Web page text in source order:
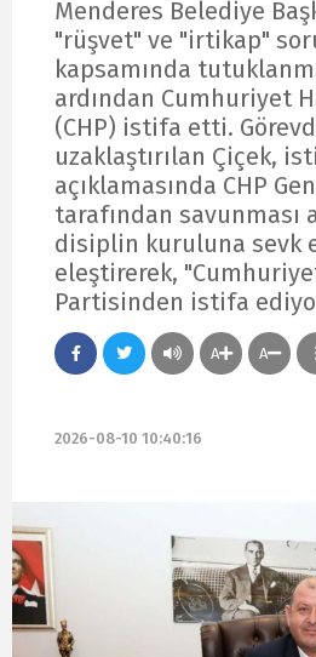
Menderes Belediye
"rüşvet" ve "irtikap"
kapsamında
ardından Cumhuriyet
(CHP) istifa etti.
uzaklaştırılan Çiçek,
açıklamasında CHP
tarafından savunması
disiplin kuruluna sevk
eleştirerek,
Partisinden istifa
A A
2026-08-10 10:40:16